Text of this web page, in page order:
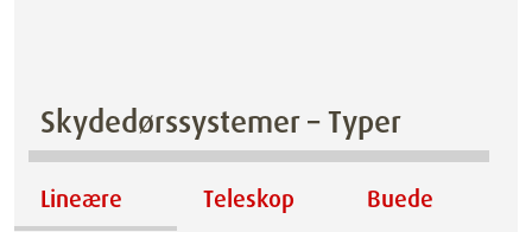
Skydedørssystemer – Typer
Lineære Teleskop Buede